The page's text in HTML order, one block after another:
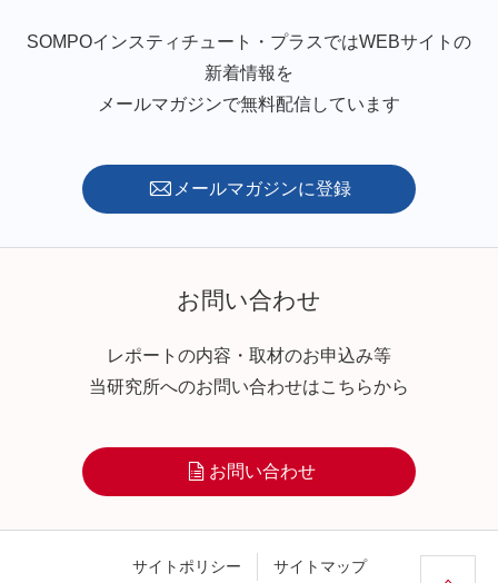
SOMPOインスティチュート・プラスではWEBサイトの
新着情報を
メールマガジンで無料配信しています
メールマガジンに登録
お問い合わせ
レポートの内容・取材のお申込み等
当研究所へのお問い合わせはこちらから
お問い合わせ
サイトポリシー サイトマップ